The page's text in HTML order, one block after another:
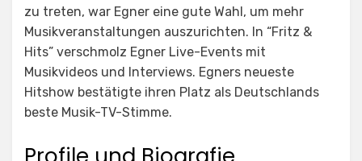
zu treten, war Egner eine gute Wahl, um mehr
Musikveranstaltungen auszurichten. In “Fritz &
Hits” verschmolz Egner Live-Events mit
Musikvideos und Interviews. Egners neueste
Hitshow bestätigte ihren Platz als Deutschlands
beste Musik-TV-Stimme.